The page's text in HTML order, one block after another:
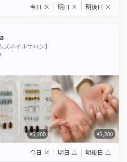
今日 × 明日 × 明後日 ×
ネイルサロン】
¥5,200 ¥5,200
今日 × 明日 △ 明後日 △